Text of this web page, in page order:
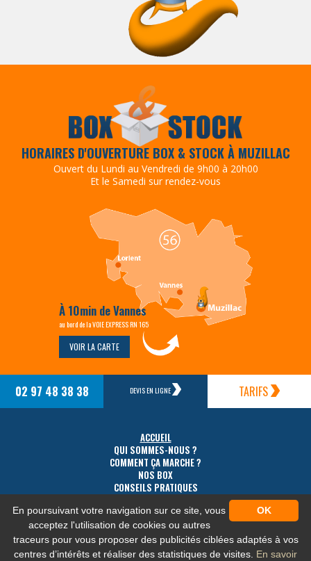
02 97 48 38 38 DEVIS EN LIGNE TARIFS
HORAIRES D'OUVERTURE BOX & STOCK À MUZILLAC
Ouvert du Lundi au Vendredi de 9h00 à 20h00
Et le Samedi sur rendez-vous
À 10min de Vannes
au bord de la VOIE EXPRESS RN 165
VOIR LA CARTE
ACCUEIL
QUI SOMMES-NOUS ?
COMMENT ÇA MARCHE ?
NOS BOX
CONSEILS PRATIQUES
ACCÈS
CONTACT
MENTIONS LÉGALES-PLAN DU SITE-PROTECTION DES DONNÉES PERSONNELLES -NOS FLUX RSS
OK
En poursuivant votre navigation sur ce site, vous
acceptez l'utilisation de cookies ou autres
traceurs pour vous proposer des publicités ciblées adaptés à vos
centres d’intérêts et réaliser des statistiques de visites. En savoir